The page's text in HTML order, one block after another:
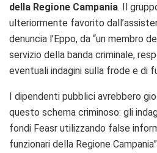
della Regione Campania. Il
ulteriormente favorito
denuncia l’Eppo, da “un membro
servizio della banda criminale,
eventuali indagini sulla frode e di
I dipendenti pubblici avrebbero
questo schema criminoso: gli
fondi Feasr utilizzando false
funzionari della Regione